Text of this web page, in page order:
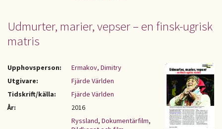
Udmurter, marier, vepser – en finsk-ugrisk
matris
Upphovsperson:
Ermakov, Dimitry
Utgivare:
Fjärde Världen
Tidskrift/källa:
Fjärde Världen
År:
2016
Ryssland, Dokumentärfilm,